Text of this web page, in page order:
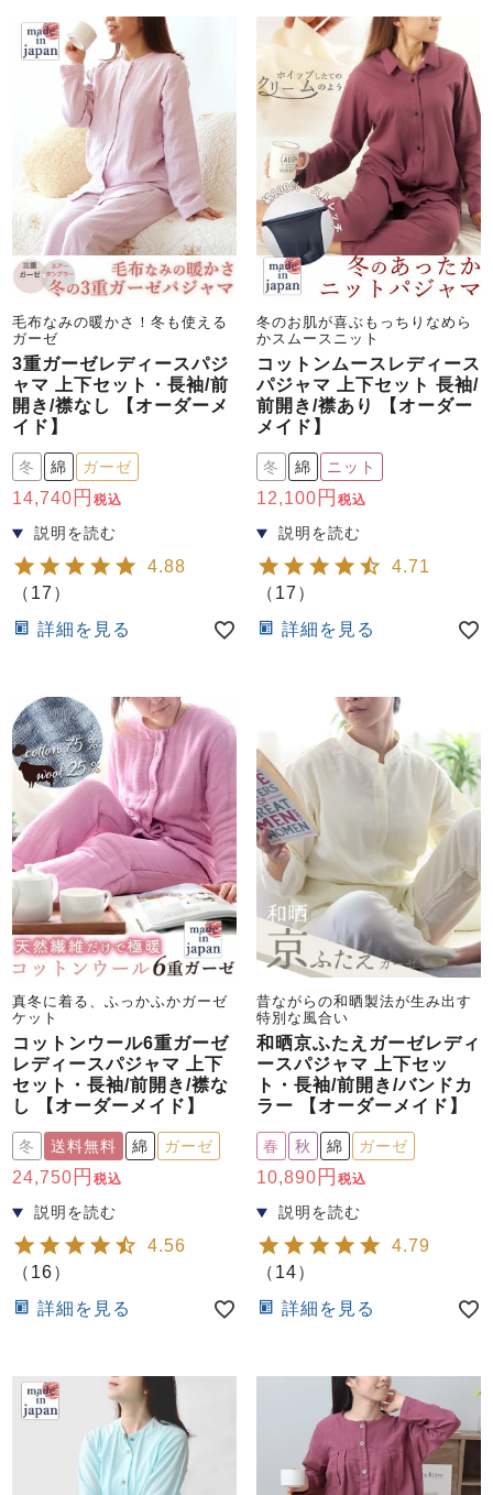
毛布なみの暖かさ！冬も使える
ガーゼ
3重ガーゼレディースパジ
ャマ 上下セット・長袖/前
開き/襟なし 【オーダーメ
イド】
冬 綿 ガーゼ
14,740 税込
4.88
（ 17 ）
詳細を見る
冬のお肌が喜ぶもっちりなめら
かスムースニット
コットンムースレディース
パジャマ 上下セット 長袖/
前開き/襟あり 【オーダー
メイド】
冬 綿 ニット
12,100 税込
4.71
（ 17 ）
詳細を見る
真冬に着る、ふっかふかガーゼ
ケット
コットンウール6重ガーゼ
レディースパジャマ 上下
セット・長袖/前開き/襟な
し 【オーダーメイド】
冬 送料無料 綿 ガーゼ
24,750 税込
4.56
（ 16）
詳細を見る
昔ながらの和晒製法が生み出す
特別な風合い
和晒京ふたえガーゼレディ
ースパジャマ 上下セッ
ト・長袖/前開き/バンドカ
ラー 【オーダーメイド】
春 秋 綿 ガーゼ
10,890 税込
4.79
（ 14）
詳細を見る